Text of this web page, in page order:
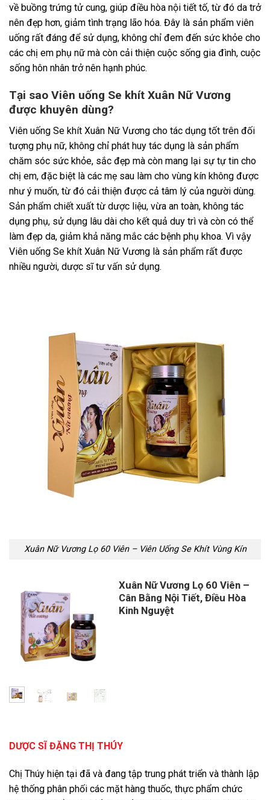
về buồng trứng tử cung, giúp điều hòa nội tiết tố, từ đó da trở
nên đẹp hơn, giảm tình trạng lão hóa. Đây là sản phẩm viên
uống rất đáng để sử dụng, không chỉ đem đến sức khỏe cho
các chị em phụ nữ mà còn cải thiện cuộc sống gia đình, cuộc
sống hôn nhân trở nên hạnh phúc.
Tại sao Viên uống Se khít Xuân Nữ Vương
được khuyên dùng?
Viên uống Se khít Xuân Nữ Vương cho tác dụng tốt trên đối
tượng phụ nữ, không chỉ phát huy tác dụng là sản phẩm
chăm sóc sức khỏe, sắc đẹp mà còn mang lại sự tự tin cho
chị em, đặc biệt là các mẹ sau làm cho vùng kín không được
như ý muốn, từ đó cải thiện được cả tâm lý của người dùng.
Sản phẩm chiết xuất từ dược liệu, vừa an toàn, không tác
dụng phụ, sử dụng lâu dài cho kết quả duy trì và còn có thể
làm đẹp da, giảm khả năng mắc các bệnh phụ khoa. Vì vậy
Viên uống Se khít Xuân Nữ Vương là sản phẩm rất được
nhiều người, dược sĩ tư vấn sử dụng.
Xuân Nữ Vương Lọ 60 Viên – Viên Uống Se Khít Vùng Kín
Xuân Nữ Vương Lọ 60 Viên –
Cân Bằng Nội Tiết, Điều Hòa
Kinh Nguyệt
DƯỢC SĨ ĐẶNG THỊ THÚY
Chị Thúy hiện tại đã và đang tập trung phát triển và thành lập
hệ thống phân phối các mặt hàng thuốc, thực phẩm chức